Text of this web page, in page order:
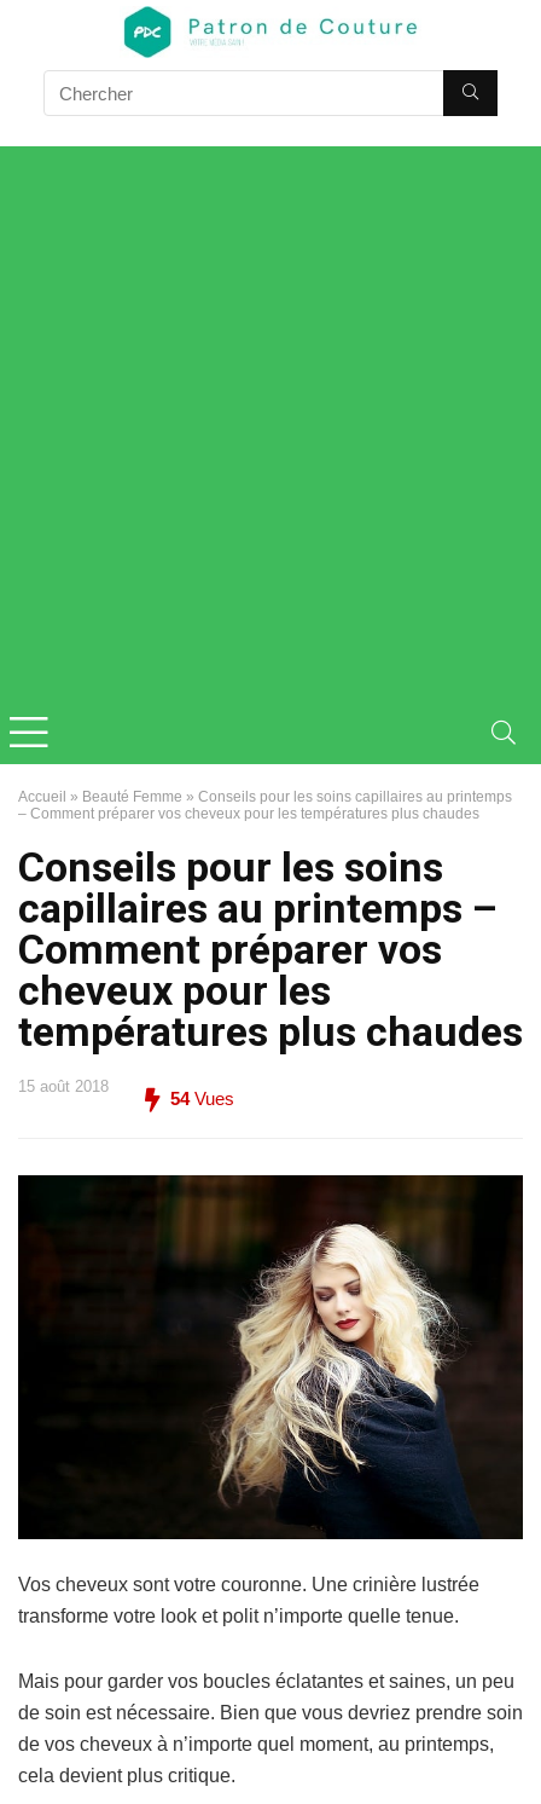
Accueil » Beauté Femme » Conseils pour les soins capillaires au printemps
– Comment préparer vos cheveux pour les températures plus chaudes
Conseils pour les soins
capillaires au printemps –
Comment préparer vos
cheveux pour les
températures plus chaudes
15 août 2018
54Vues
Vos cheveux sont votre couronne. Une crinière lustrée
transforme votre look et polit n’importe quelle tenue.
Mais pour garder vos boucles éclatantes et saines, un peu
de soin est nécessaire. Bien que vous devriez prendre soin
de vos cheveux à n’importe quel moment, au printemps,
cela devient plus critique.